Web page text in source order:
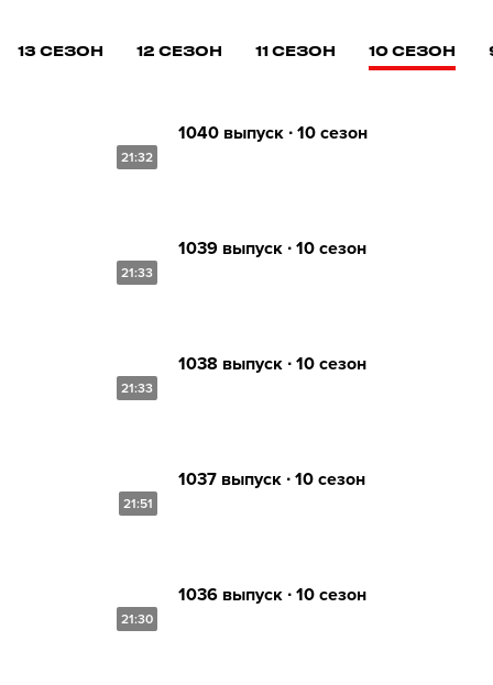
13 СЕЗОН 12 СЕЗОН 11 СЕЗОН 10 СЕЗОН
21:32
1040 выпуск ∙ 10 сезон
21:33
1039 выпуск ∙ 10 сезон
21:33
1038 выпуск ∙ 10 сезон
21:51
1037 выпуск ∙ 10 сезон
21:30
1036 выпуск ∙ 10 сезон